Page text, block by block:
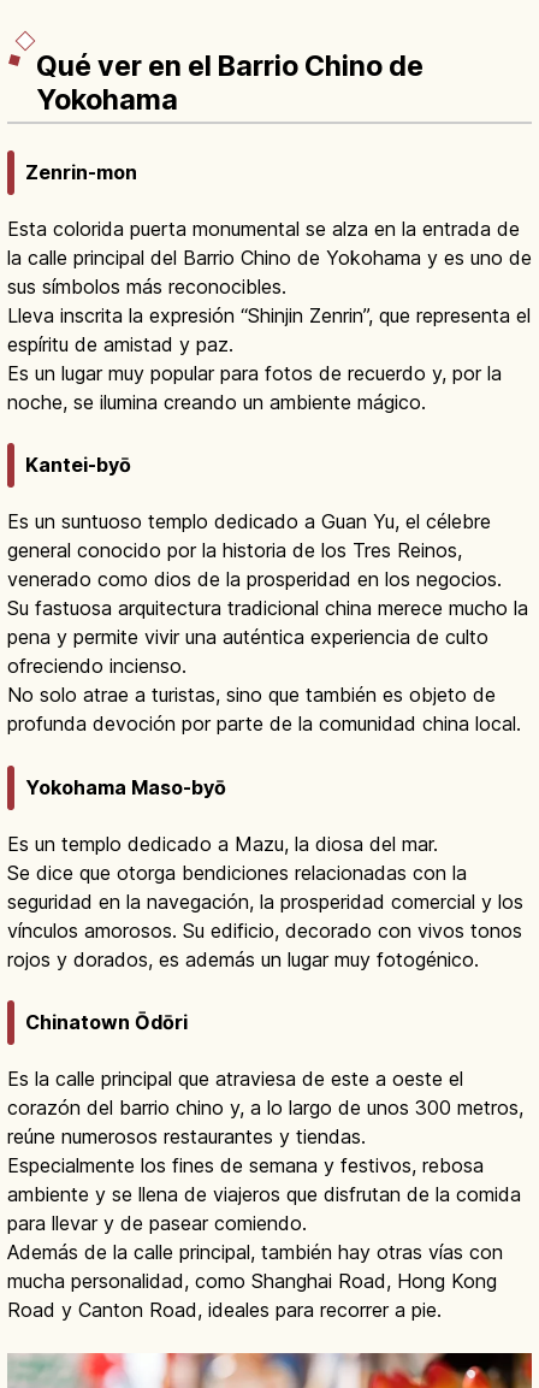
Qué ver en el Barrio Chino de
Yokohama
Zenrin-mon
Esta colorida puerta monumental se alza en la entrada de
la calle principal del Barrio Chino de Yokohama y es uno de
sus símbolos más reconocibles.
Lleva inscrita la expresión “Shinjin Zenrin”, que representa el
espíritu de amistad y paz.
Es un lugar muy popular para fotos de recuerdo y, por la
noche, se ilumina creando un ambiente mágico.
Kantei-byō
Es un suntuoso templo dedicado a Guan Yu, el célebre
general conocido por la historia de los Tres Reinos,
venerado como dios de la prosperidad en los negocios.
Su fastuosa arquitectura tradicional china merece mucho la
pena y permite vivir una auténtica experiencia de culto
ofreciendo incienso.
No solo atrae a turistas, sino que también es objeto de
profunda devoción por parte de la comunidad china local.
Yokohama Maso-byō
Es un templo dedicado a Mazu, la diosa del mar.
Se dice que otorga bendiciones relacionadas con la
seguridad en la navegación, la prosperidad comercial y los
vínculos amorosos. Su edificio, decorado con vivos tonos
rojos y dorados, es además un lugar muy fotogénico.
Chinatown Ōdōri
Es la calle principal que atraviesa de este a oeste el
corazón del barrio chino y, a lo largo de unos 300 metros,
reúne numerosos restaurantes y tiendas.
Especialmente los fines de semana y festivos, rebosa
ambiente y se llena de viajeros que disfrutan de la comida
para llevar y de pasear comiendo.
Además de la calle principal, también hay otras vías con
mucha personalidad, como Shanghai Road, Hong Kong
Road y Canton Road, ideales para recorrer a pie.